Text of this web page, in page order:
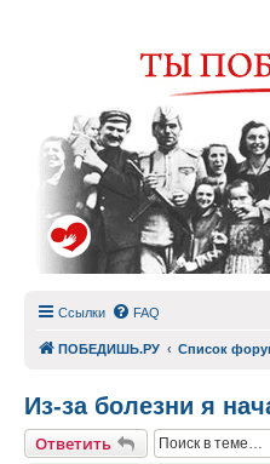
Ссылки FAQ
ПОБЕДИШЬ.РУ Список
Из-за болезни я
Ответить